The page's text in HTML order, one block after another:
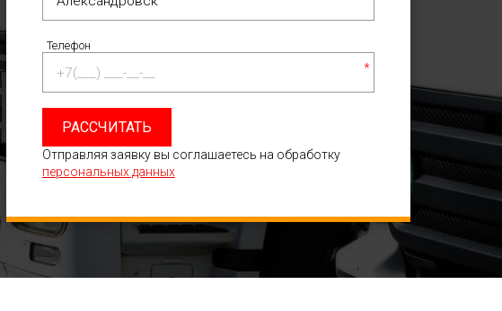
Телефон
*
РАССЧИТАТЬ
Отправляя заявку вы соглашаетесь на обработку
персональных данных